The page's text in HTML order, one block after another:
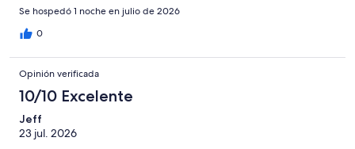
Se hospedó 1 noche en julio de 2026
0
Opinión verificada
10/10 Excelente
Jeff
23 jul. 2026